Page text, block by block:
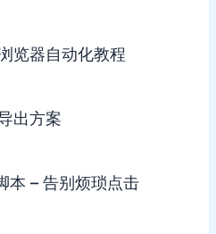
览器自动化教程
出方案
本 – 告别烦琐点击